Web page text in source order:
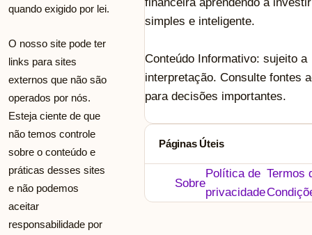
quando exigido por lei.
O nosso site pode ter
links para sites
externos que não são
operados por nós.
Esteja ciente de que
não temos controle
sobre o conteúdo e
práticas desses sites
e não podemos
aceitar
responsabilidade por
simples e inteligente.
Conteúdo Informativo: sujeito a
interpretação. Consulte fontes
para decisões importantes.
Páginas Úteis
Sobre
Política de
privacidade
Termos